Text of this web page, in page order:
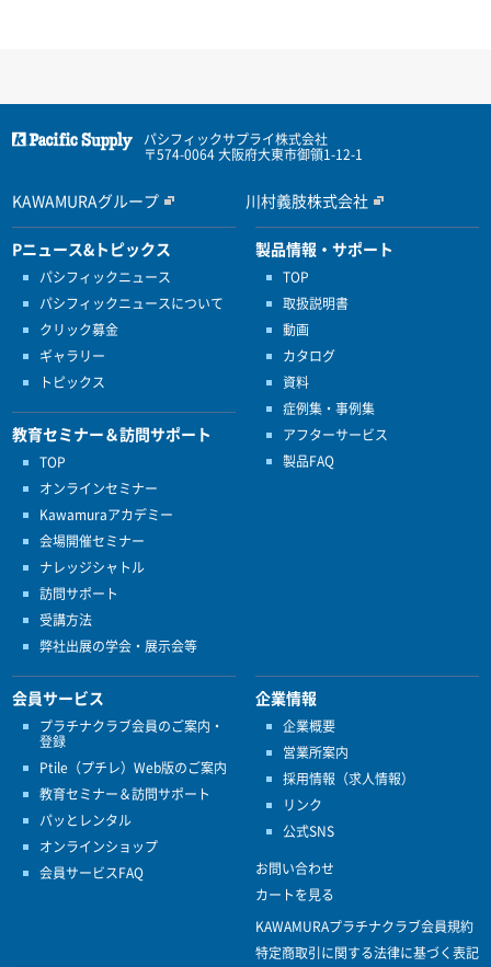
パシフィックサプライ株式会社
〒574-0064 大阪府大東市御領1-12-1
KAWAMURAグループ 川村義肢株式会社
Pニュース&トピックス
パシフィックニュース
パシフィックニュースについて
クリック募金
ギャラリー
トピックス
教育セミナー＆訪問サポート
TOP
オンラインセミナー
Kawamuraアカデミー
会場開催セミナー
ナレッジシャトル
訪問サポート
受講方法
弊社出展の学会・展示会等
製品情報・サポート
TOP
取扱説明書
動画
カタログ
資料
症例集・事例集
アフターサービス
製品FAQ
会員サービス
プラチナクラブ会員のご案内・
登録
Ptile（プチレ）Web版のご案内
教育セミナー＆訪問サポート
パッとレンタル
オンラインショップ
会員サービスFAQ
企業情報
企業概要
営業所案内
採用情報（求人情報）
リンク
公式SNS
お問い合わせ
カートを見る
KAWAMURAプラチナクラブ会員規約
特定商取引に関する法律に基づく表記